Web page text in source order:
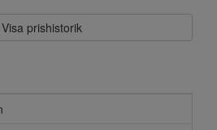
prishistorik